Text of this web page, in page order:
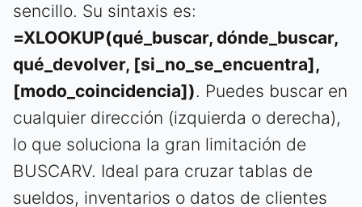
sencillo. Su sintaxis es:
=XLOOKUP(qué_buscar, dónde_buscar,
qué_devolver, [si_no_se_encuentra],
[modo_coincidencia]). Puedes buscar en
cualquier dirección (izquierda o derecha),
lo que soluciona la gran limitación de
BUSCARV. Ideal para cruzar tablas de
sueldos, inventarios o datos de clientes